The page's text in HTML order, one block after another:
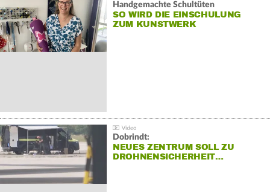
Handgemachte Schultüten
SO WIRD DIE EINSCHULUNG
ZUM KUNSTWERK
Dobrindt:
NEUES ZENTRUM SOLL ZU
DROHNENSICHERHEIT…